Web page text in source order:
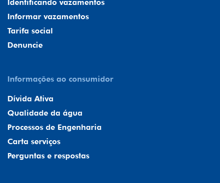
Identificando vazamentos
Informar vazamentos
Tarifa social
Denuncie
Informações ao consumidor
Dívida Ativa
Qualidade da água
Processos de Engenharia
Carta serviços
Perguntas e respostas